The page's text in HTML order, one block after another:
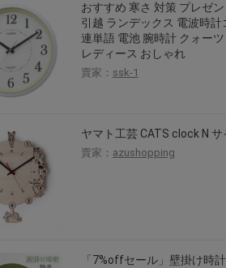
おすすめ 寒さ 対策 プレゼ
引越 ランデックス 電波時
連単語 電池 腕時計 クォー
レディース おしゃれ
賣家： ssk-1
ヤマト工芸 CATS clock N
賣家： azushopping
「7%offセール」壁掛け時